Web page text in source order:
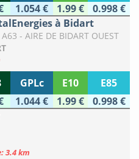
1.054 € 1.99 €
0.998 €
à Bidart
- AIRE DE BIDART OUEST
GPLc E10
E85
1.044 € 1.99 €
0.998 €
3.4 km